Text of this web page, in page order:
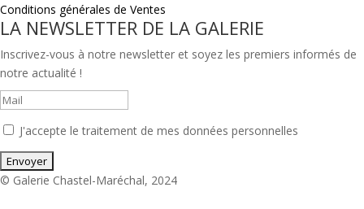
Conditions générales de Ventes
LA NEWSLETTER DE LA GALERIE
Inscrivez-vous à notre newsletter et soyez les premiers informés de
notre actualité !
J'accepte le traitement de mes données personnelles
© Galerie Chastel-Maréchal, 2024